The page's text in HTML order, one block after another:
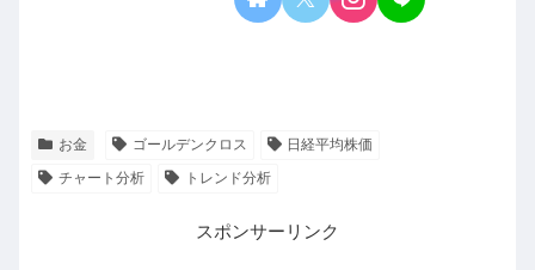
お金 ゴールデンクロス
日経平均株価
チャート分析
トレンド分析
スポンサーリンク